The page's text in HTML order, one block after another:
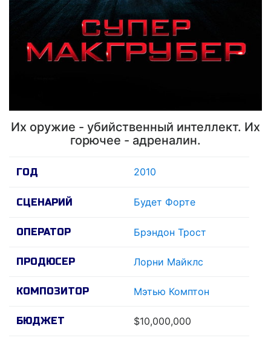
Их оружие - убийственный интеллект. Их
горючее - адреналин.
ГОД 2010
СЦЕНАРИЙ Будет Форте
ОПЕРАТОР Брэндон Трост
ПРОДЮСЕР Лорни Майклс
КОМПОЗИТОР Мэтью Комптон
БЮДЖЕТ $10,000,000